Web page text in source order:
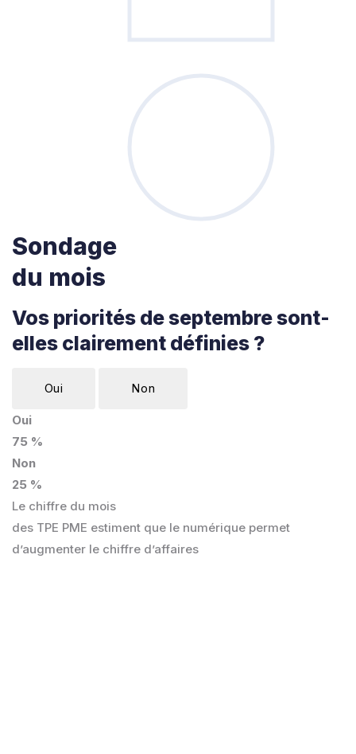
Sondage
du mois
Vos priorités de septembre sont-
elles clairement définies ?
Oui Non
Oui
75 %
Non
25 %
Le chiffre du mois
des TPE PME estiment que le numérique permet
d’augmenter le chiffre d’affaires